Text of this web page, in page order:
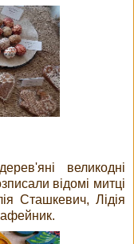
великодні
відомі митці
Сташкевич, Лідія